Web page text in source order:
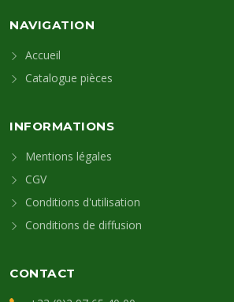
NAVIGATION
Accueil
Catalogue pièces
INFORMATIONS
Mentions légales
CGV
Conditions d'utilisation
Conditions de diffusion
CONTACT